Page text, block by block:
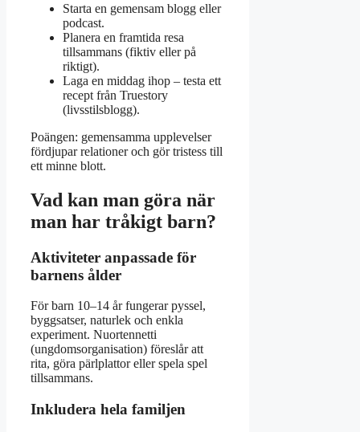
Starta en gemensam blogg eller
podcast.
Planera en framtida resa
tillsammans (fiktiv eller på
riktigt).
Laga en middag ihop – testa ett
recept från Truestory
(livsstilsblogg).
Poängen: gemensamma upplevelser
fördjupar relationer och gör tristess till
ett minne blott.
Vad kan man göra när
man har tråkigt barn?
Aktiviteter anpassade för
barnens ålder
För barn 10–14 år fungerar pyssel,
byggsatser, naturlek och enkla
experiment. Nuortennetti
(ungdomsorganisation) föreslår att
rita, göra pärlplattor eller spela spel
tillsammans.
Inkludera hela familjen